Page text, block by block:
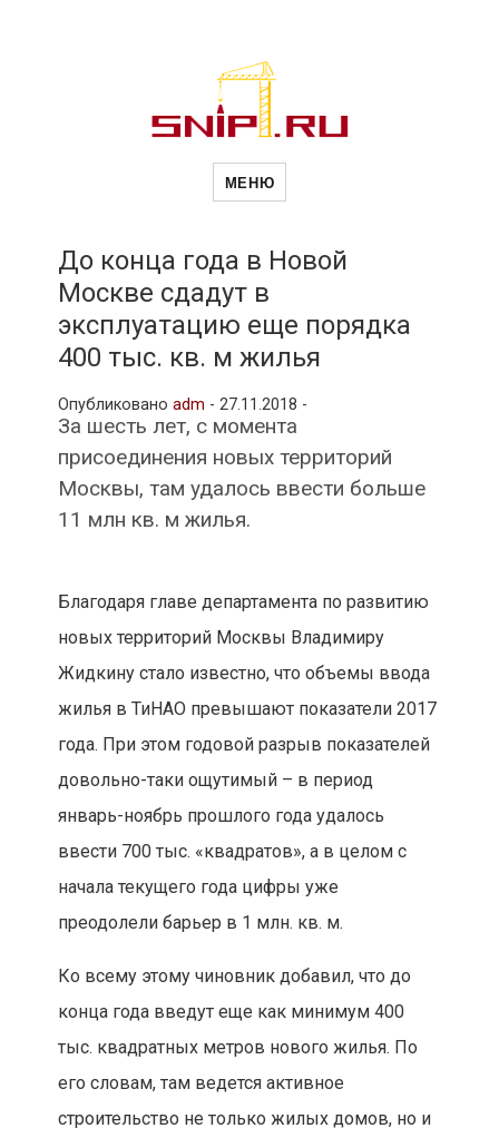
Новости
и
другие связанные со стройкой
МЕНЮ
До конца года в Новой
Москве сдадут в
эксплуатацию еще порядка
400 тыс. кв. м жилья
Опубликовано adm - 27.11.2018 -
За шесть лет, с момента
присоединения новых территорий
Москвы, там удалось ввести больше
11 млн кв. м жилья.
Благодаря главе департамента по развитию
новых территорий Москвы Владимиру
Жидкину стало известно, что объемы ввода
жилья в ТиНАО превышают показатели 2017
года. При этом годовой разрыв показателей
довольно-таки ощутимый – в период
январь-ноябрь прошлого года удалось
ввести 700 тыс. «квадратов», а в целом с
начала текущего года цифры уже
преодолели барьер в 1 млн. кв. м.
Ко всему этому чиновник добавил, что до
конца года введут еще как минимум 400
тыс. квадратных метров нового жилья. По
его словам, там ведется активное
строительство не только жилых домов, но и